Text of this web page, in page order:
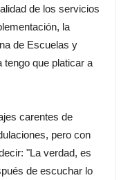
de los servicios
la
de Escuelas y
tengo que platicar a
carentes de
pero con
"La verdad, es
de escuchar lo